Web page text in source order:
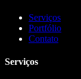
Serviços
Portfólio
Contato
Serviços